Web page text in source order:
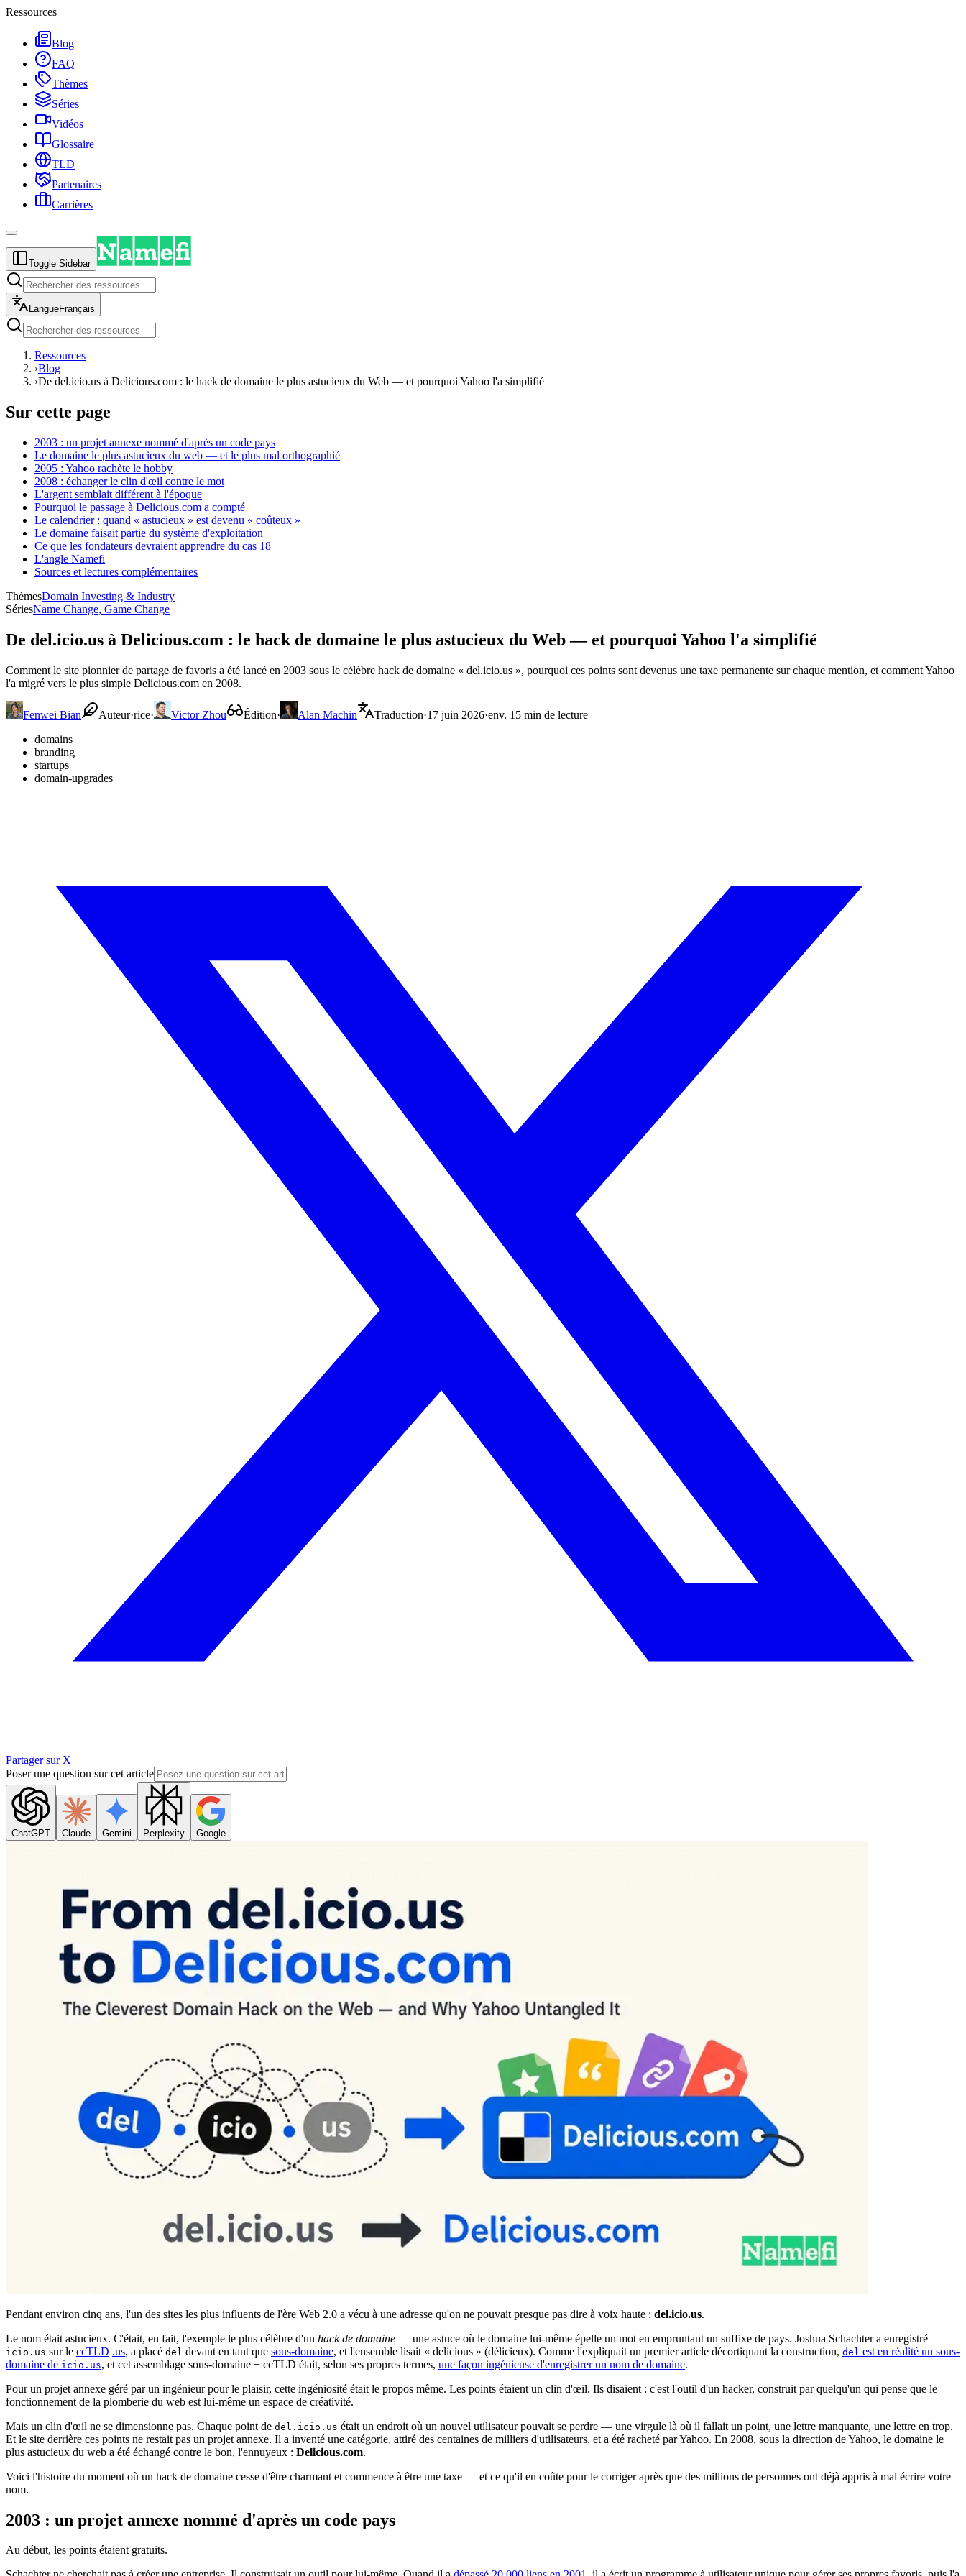
Ressources
Blog
FAQ
Thèmes
Séries
Vidéos
Glossaire
TLD
Partenaires
Carrières
Toggle Sidebar
LangueFrançais
Ressources
›Blog
›De del.icio.us à Delicious.com : le hack de domaine le plus astucieux du Web — et pourquoi Yahoo l'a simplifié
Sur cette page
2003 : un projet annexe nommé d'après un code pays
Le domaine le plus astucieux du web — et le plus mal orthographié
2005 : Yahoo rachète le hobby
2008 : échanger le clin d'œil contre le mot
L'argent semblait différent à l'époque
Pourquoi le passage à Delicious.com a compté
Le calendrier : quand « astucieux » est devenu « coûteux »
Le domaine faisait partie du système d'exploitation
Ce que les fondateurs devraient apprendre du cas 18
L'angle Namefi
Sources et lectures complémentaires
ThèmesDomain Investing & Industry
SériesName Change, Game Change
De del.icio.us à Delicious.com : le hack de domaine le plus astucieux du Web — et pourquoi Yahoo l'a simplifié
Comment le site pionnier de partage de favoris a été lancé en 2003 sous le célèbre hack de domaine « del.icio.us », pourquoi ces points sont devenus une taxe permanente sur chaque mention, et comment Yahoo
l'a migré vers le plus simple Delicious.com en 2008.
Fenwei Bian Auteur·rice· Victor Zhou Édition· Alan Machin Traduction·17 juin 2026·env. 15 min de lecture
domains
branding
startups
domain-upgrades
Partager sur X
Poser une question sur cet article
ChatGPT Claude Gemini Perplexity Google
Pendant environ cinq ans, l'un des sites les plus influents de l'ère Web 2.0 a vécu à une adresse qu'on ne pouvait presque pas dire à voix haute : del.icio.us.
Le nom était astucieux. C'était, en fait, l'exemple le plus célèbre d'un hack de domaine — une astuce où le domaine lui-même épelle un mot en empruntant un suffixe de pays. Joshua Schachter a enregistré
icio.us sur le ccTLD .us, a placé del devant en tant que sous-domaine, et l'ensemble lisait « delicious » (délicieux). Comme l'expliquait un premier article décortiquant la construction, del est en réalité un sous-
domaine de icio.us, et cet assemblage sous-domaine + ccTLD était, selon ses propres termes, une façon ingénieuse d'enregistrer un nom de domaine.
Pour un projet annexe géré par un ingénieur pour le plaisir, cette ingéniosité était le propos même. Les points étaient un clin d'œil. Ils disaient : c'est l'outil d'un hacker, construit par quelqu'un qui pense que le
fonctionnement de la plomberie du web est lui-même un espace de créativité.
Mais un clin d'œil ne se dimensionne pas. Chaque point de del.icio.us était un endroit où un nouvel utilisateur pouvait se perdre — une virgule là où il fallait un point, une lettre manquante, une lettre en trop.
Et le site derrière ces points ne restait pas un projet annexe. Il a inventé une catégorie, attiré des centaines de milliers d'utilisateurs, et a été racheté par Yahoo. En 2008, sous la direction de Yahoo, le domaine le
plus astucieux du web a été échangé contre le bon, l'ennuyeux : Delicious.com.
Voici l'histoire du moment où un hack de domaine cesse d'être charmant et commence à être une taxe — et ce qu'il en coûte pour le corriger après que des millions de personnes ont déjà appris à mal écrire votre
nom.
2003 : un projet annexe nommé d'après un code pays
Au début, les points étaient gratuits.